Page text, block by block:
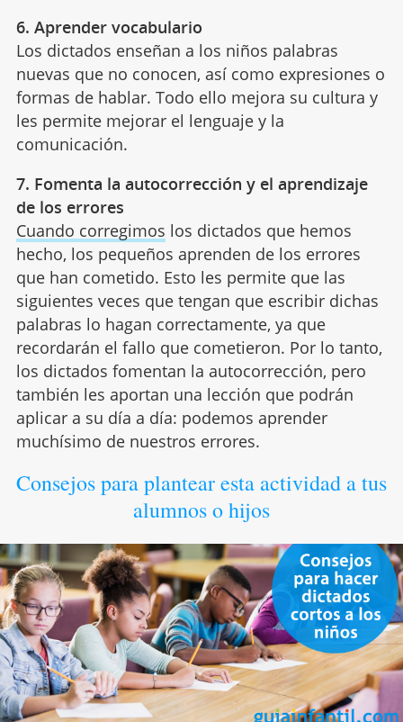
6. Aprender vocabulario
Los dictados enseñan a los niños palabras
nuevas que no conocen, así como expresiones o
formas de hablar. Todo ello mejora su cultura y
les permite mejorar el lenguaje y la
comunicación.
7. Fomenta la autocorrección y el aprendizaje
de los errores
Cuando corregimos los dictados que hemos
hecho, los pequeños aprenden de los errores
que han cometido. Esto les permite que las
siguientes veces que tengan que escribir dichas
palabras lo hagan correctamente, ya que
recordarán el fallo que cometieron. Por lo tanto,
los dictados fomentan la autocorrección, pero
también les aportan una lección que podrán
aplicar a su día a día: podemos aprender
muchísimo de nuestros errores.
Consejos para plantear esta actividad a tus
alumnos o hijos